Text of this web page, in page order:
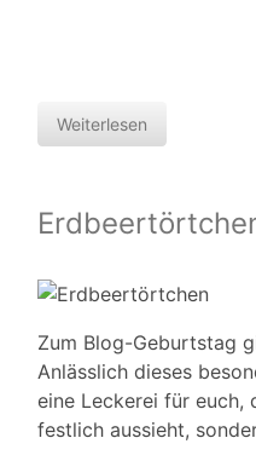
Weiterlesen
Zum Blog-Geburtstag
Anlässlich dieses
eine Leckerei für euch,
festlich aussieht,